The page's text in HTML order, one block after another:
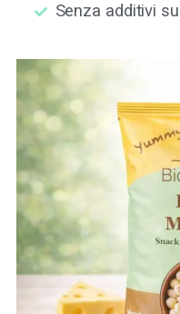
Senza additivi